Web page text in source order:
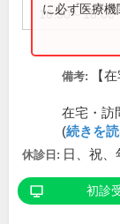
16:30～18:00
に必ず医療機
備考: 【
在宅・訪
(続きを
休診日: 日、祝
初診